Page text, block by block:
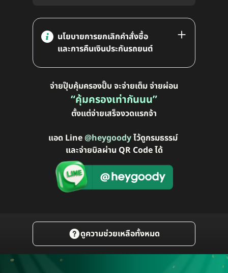
นโยบายการยกเลิกคำสั่งซื้อ
และการคืนเงินประกันรถยนต์
จ่ายปุ๊บคุ้มครองปั๊บ จะจ่ายเต็ม จ่ายผ่อน
“คุ้มครองเท่ากันนน”
ตั้งแต่จ่ายเสร็จงวดแรกจ้า
แอด Line@heygoodyไว้ดูกรมธรรม์
และจ่ายบิลผ่าน QR Code ได้
ดูความช่วยเหลือทั้งหมด